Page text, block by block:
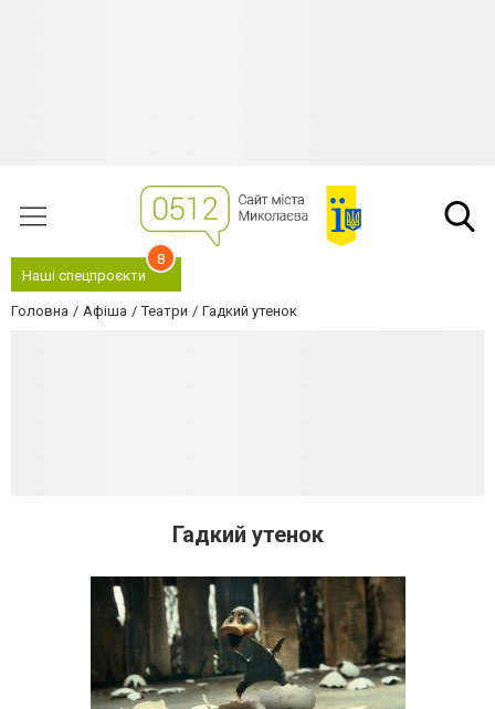
Наші спецпроєкти
8
Головна Афіша Театри Гадкий утенок
Гадкий утенок